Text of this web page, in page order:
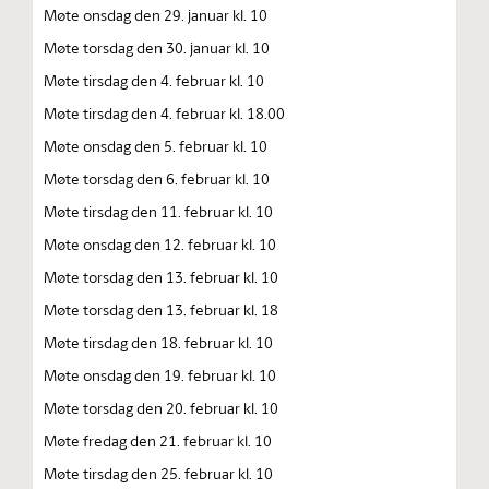
Møte onsdag den 29. januar kl. 10
Møte torsdag den 30. januar kl. 10
Møte tirsdag den 4. februar kl. 10
Møte tirsdag den 4. februar kl. 18.00
Møte onsdag den 5. februar kl. 10
Møte torsdag den 6. februar kl. 10
Møte tirsdag den 11. februar kl. 10
Møte onsdag den 12. februar kl. 10
Møte torsdag den 13. februar kl. 10
Møte torsdag den 13. februar kl. 18
Møte tirsdag den 18. februar kl. 10
Møte onsdag den 19. februar kl. 10
Møte torsdag den 20. februar kl. 10
Møte fredag den 21. februar kl. 10
Møte tirsdag den 25. februar kl. 10